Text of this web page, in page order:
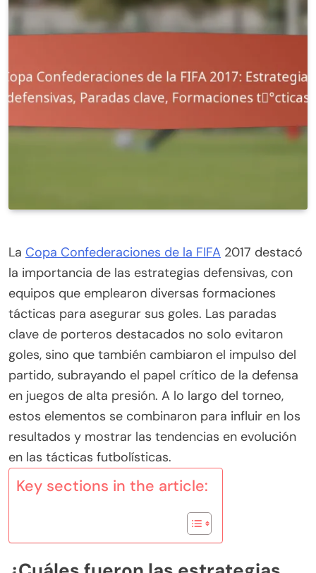
La Copa Confederaciones de la FIFA 2017 destacó
la importancia de las estrategias defensivas, con
equipos que emplearon diversas formaciones
tácticas para asegurar sus goles. Las paradas
clave de porteros destacados no solo evitaron
goles, sino que también cambiaron el impulso del
partido, subrayando el papel crítico de la defensa
en juegos de alta presión. A lo largo del torneo,
estos elementos se combinaron para influir en los
resultados y mostrar las tendencias en evolución
en las tácticas futbolísticas.
Key sections in the article: